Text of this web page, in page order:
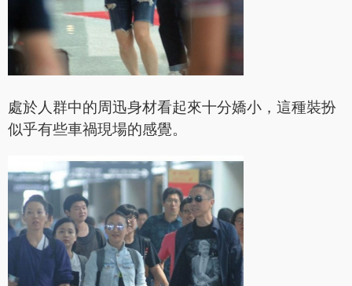
處於人群中的周迅身材看起來十分嬌小，這種裝扮
似乎有些車禍現場的感覺。